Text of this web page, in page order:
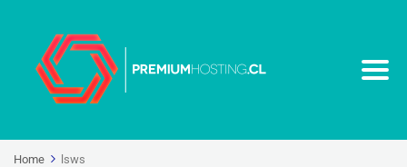
Home lsws